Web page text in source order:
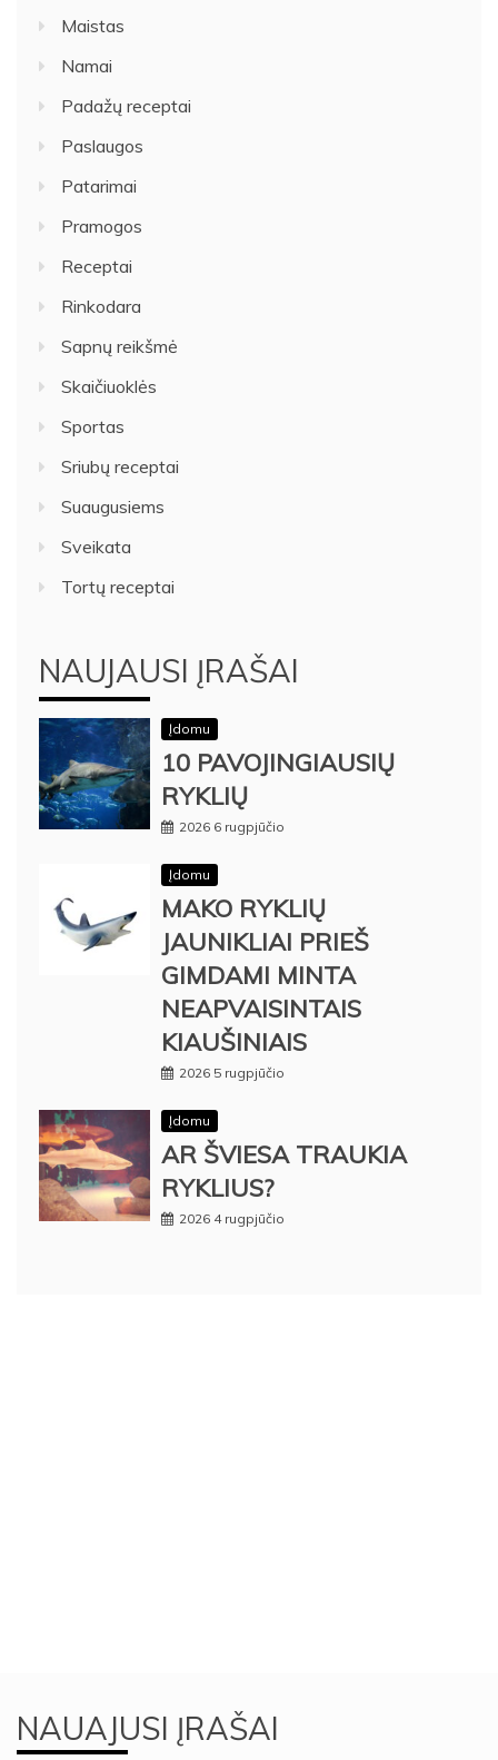
Maistas
Namai
Padažų receptai
Paslaugos
Patarimai
Pramogos
Receptai
Rinkodara
Sapnų reikšmė
Skaičiuoklės
Sportas
Sriubų receptai
Suaugusiems
Sveikata
Tortų receptai
NAUJAUSI ĮRAŠAI
Įdomu
10 PAVOJINGIAUSIŲ
RYKLIŲ
2026 6 rugpjūčio
Įdomu
MAKO RYKLIŲ
JAUNIKLIAI PRIEŠ
GIMDAMI MINTA
NEAPVAISINTAIS
KIAUŠINIAIS
2026 5 rugpjūčio
Įdomu
AR ŠVIESA TRAUKIA
RYKLIUS?
2026 4 rugpjūčio
NAUAJUSI ĮRAŠAI